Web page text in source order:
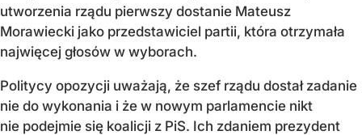
utworzenia rządu pierwszy dostanie Mateusz
Morawiecki jako przedstawiciel partii, która otrzymała
najwięcej głosów w wyborach.
Politycy opozycji uważają, że szef rządu dostał zadanie
nie do wykonania i że w nowym parlamencie nikt
nie podejmie się koalicji z PiS. Ich zdaniem prezydent